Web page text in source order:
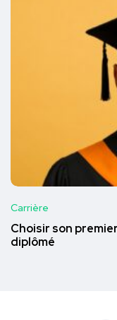
Carrière
Choisir son
diplômé